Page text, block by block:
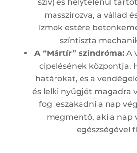
szív) és helytelenül
masszírozva, a vállad
izmok estére
színtiszta
A “Mártír” szindróma:A
cipelésének központja.
határokat, és a
és lelki nyűgjét magadra
fog leszakadni a nap
megmentő, aki a nap
egészségével